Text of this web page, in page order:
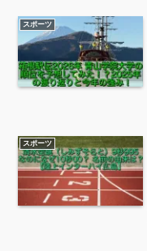
スポーツ
スポーツ